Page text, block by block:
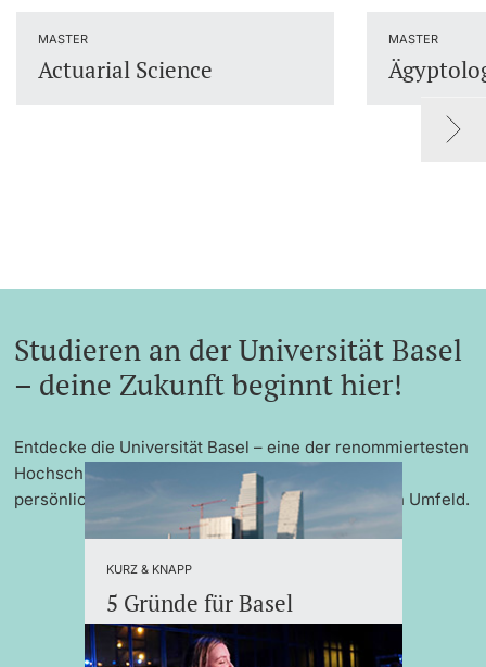
MASTER
Actuarial Science
MASTER
Studieren an der Universität Basel
– deine Zukunft beginnt hier!
Entdecke die Universität Basel – eine der renommiertesten
Hochschulen Europas mit exzellenter Forschung,
persönlicher Betreuung und einem internationalen Umfeld.
KURZ & KNAPP
5 Gründe für Basel